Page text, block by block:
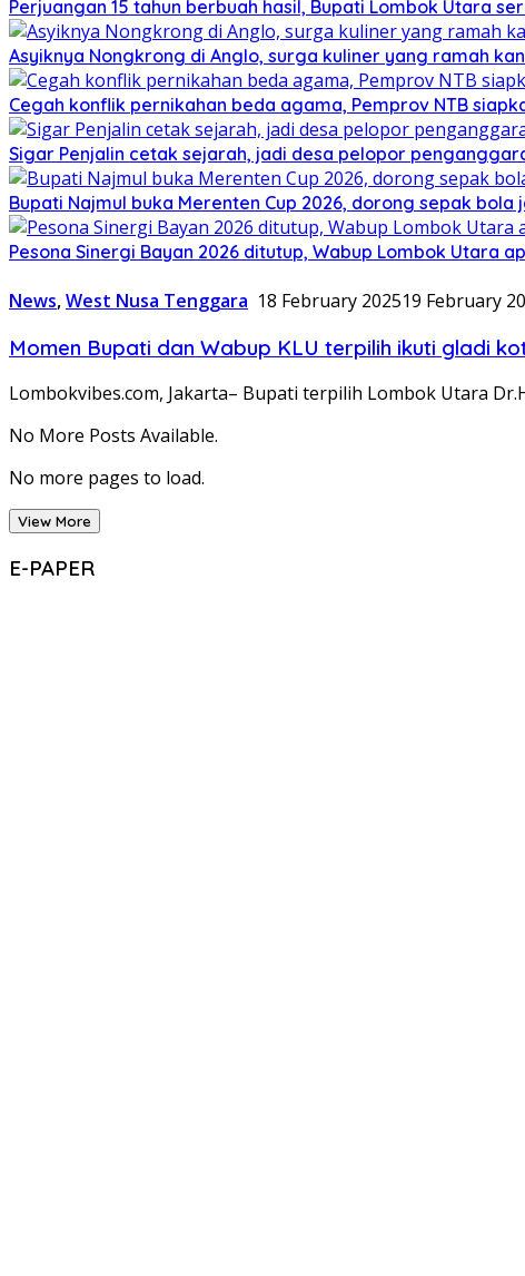
Perjuangan 15 tahun berbuah hasil, Bupati Lombok Utara
Asyiknya Nongkrong di Anglo, surga kuliner yang ramah
Cegah konflik pernikahan beda agama, Pemprov NTB
Sigar Penjalin cetak sejarah, jadi desa pelopor
Bupati Najmul buka Merenten Cup 2026, dorong sepak
Pesona Sinergi Bayan 2026 ditutup, Wabup Lombok Utara
News,West Nusa Tenggara 18 February 202519 February
Momen Bupati dan Wabup KLU terpilih ikuti gladi
Lombokvibes.com, Jakarta– Bupati terpilih Lombok Utara
No More Posts Available.
No more pages to load.
View More
E-PAPER